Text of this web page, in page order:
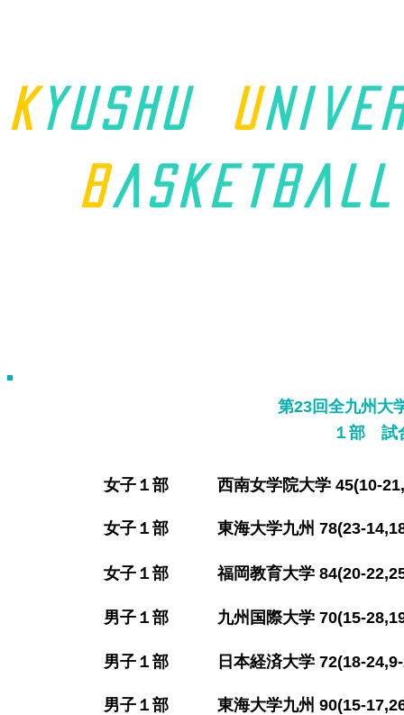
K yushu u
Basket ball
第23回全九州大
１部 試
女子１部 西南女学院大学 45(10-
女子１部 東海大学九州 78(23-
女子１部 福岡教育大学 84(20-
男子１部 九州国際大学 70(15-
男子１部 日本経済大学 72(18-
男子１部 東海大学九州 90(15-